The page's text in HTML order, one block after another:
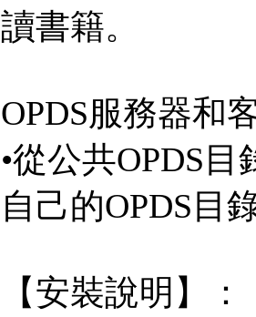
讀書籍。
OPDS服務器和
•從公共OPDS
自己的OPDS目
【安裝說明】：